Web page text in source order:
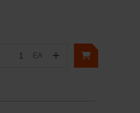
Aantal
EA +